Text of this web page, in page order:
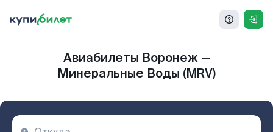
Авиабилеты Воронеж —
Минеральные Воды (MRV)